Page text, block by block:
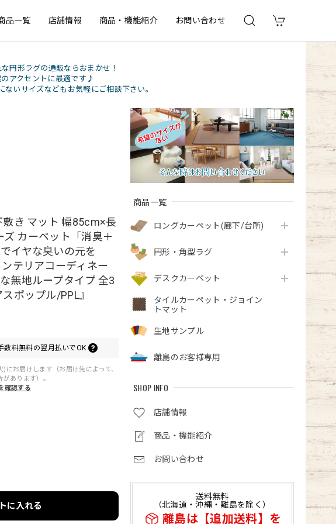
品一覧 店舗情報 商品・機能紹介 お問い合わせ
円形ラグの通販ならおまかせ！
アクセントに最適です♪
いサイズなどもお気軽にご相談下さい。
商品一覧
ロングカーペット(廊下/台所)
円形・角型ラグ
デスクカーペット
タイルカーペット・ジョイン
トマット
生地サンプル
離島のお客様専用
SHOP INFO
店舗情報
商品・機能紹介
お問い合わせ
送料無料
（北海道・沖縄・離島を除く）
離島は【追加送料】を
き マット 幅85cm×長
カーペット「消臭＋
イヤな臭いの元を
テリアコーディネー
無地ループタイプ 全3
ポップル/PPL』
数料無料の翌月払いでOK
お届けします（お届け先によって、
あります）。
確認する
に入れる